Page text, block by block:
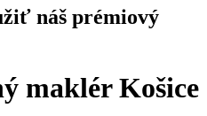
náš prémiový
maklér Košice